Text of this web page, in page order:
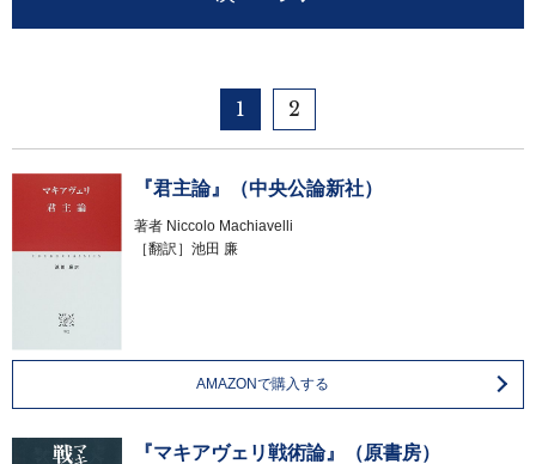
1 2
『君主論』（中央公論新社）
著者 Niccolo Machiavelli
［翻訳］池田 廉
AMAZONで購入する
『マキアヴェリ戦術論』（原書房）